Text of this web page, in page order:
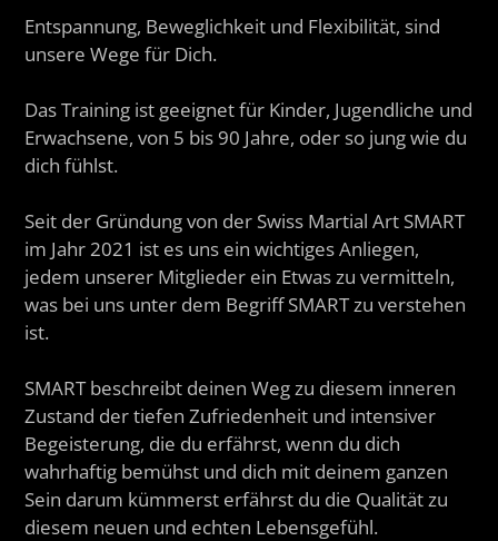
Entspannung, Beweglichkeit und Flexibilität, sind
unsere Wege für Dich.
Das Training ist geeignet für Kinder, Jugendliche und
Erwachsene, von 5 bis 90 Jahre, oder so jung wie du
dich fühlst.
Seit der Gründung von der Swiss Martial Art SMART
im Jahr 2021 ist es uns ein wichtiges Anliegen,
jedem unserer Mitglieder ein Etwas zu vermitteln,
was bei uns unter dem Begriff SMART zu verstehen
ist.
SMART beschreibt deinen Weg zu diesem inneren
Zustand der tiefen Zufriedenheit und intensiver
Begeisterung, die du erfährst, wenn du dich
wahrhaftig bemühst und dich mit deinem ganzen
Sein darum kümmerst erfährst du die Qualität zu
diesem neuen und echten Lebensgefühl.